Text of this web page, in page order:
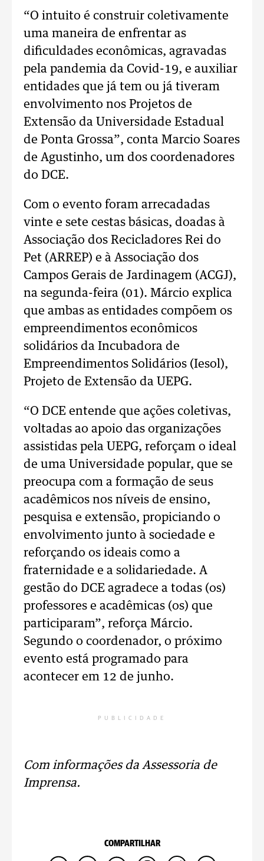
“O intuito é construir coletivamente
uma maneira de enfrentar as
dificuldades econômicas, agravadas
pela pandemia da Covid-19, e auxiliar
entidades que já tem ou já tiveram
envolvimento nos Projetos de
Extensão da Universidade Estadual
de Ponta Grossa”, conta Marcio Soares
de Agustinho, um dos coordenadores
do DCE.
Com o evento foram arrecadadas
vinte e sete cestas básicas, doadas à
Associação dos Recicladores Rei do
Pet (ARREP) e à Associação dos
Campos Gerais de Jardinagem (ACGJ),
na segunda-feira (01). Márcio explica
que ambas as entidades compõem os
empreendimentos econômicos
solidários da Incubadora de
Empreendimentos Solidários (Iesol),
Projeto de Extensão da UEPG.
“O DCE entende que ações coletivas,
voltadas ao apoio das organizações
assistidas pela UEPG, reforçam o ideal
de uma Universidade popular, que se
preocupa com a formação de seus
acadêmicos nos níveis de ensino,
pesquisa e extensão, propiciando o
envolvimento junto à sociedade e
reforçando os ideais como a
fraternidade e a solidariedade. A
gestão do DCE agradece a todas (os)
professores e acadêmicas (os) que
participaram”, reforça Márcio.
Segundo o coordenador, o próximo
evento está programado para
acontecer em 12 de junho.
PUBLICIDADE
Com informações da Assessoria de
Imprensa.
COMPARTILHAR